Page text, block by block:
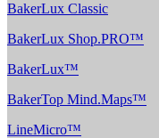
BakerLux Classic
BakerLux Shop.PRO™
BakerLux™
BakerTop Mind.Maps™
LineMicro™